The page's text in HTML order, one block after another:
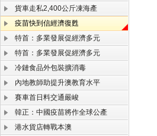
貨車走私2,400公斤凍海產
疫苗快到信經濟復甦
特首：多業發展促經濟多元
特首：多業發展促經濟多元
冷鏈食品外包裝擴消毒
內地教師助提升澳教育水平
賽車首日料交通嚴峻
韓正：中國疫苗將作全球公產
港水貨店轉戰本澳